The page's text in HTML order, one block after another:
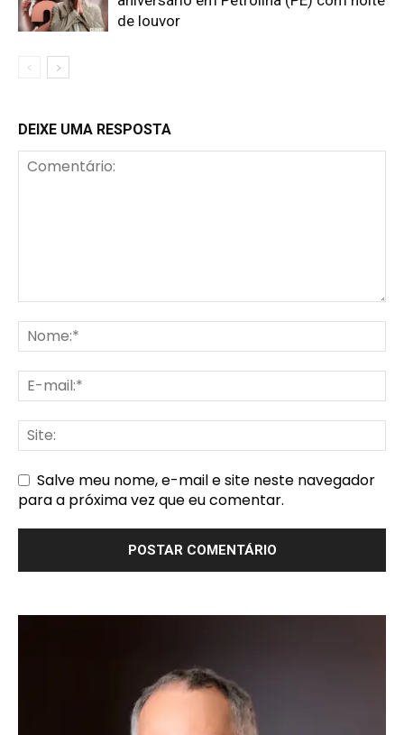
de louvor
DEIXE UMA RESPOSTA
Salve meu nome, e-mail e site neste navegador
para a próxima vez que eu comentar.